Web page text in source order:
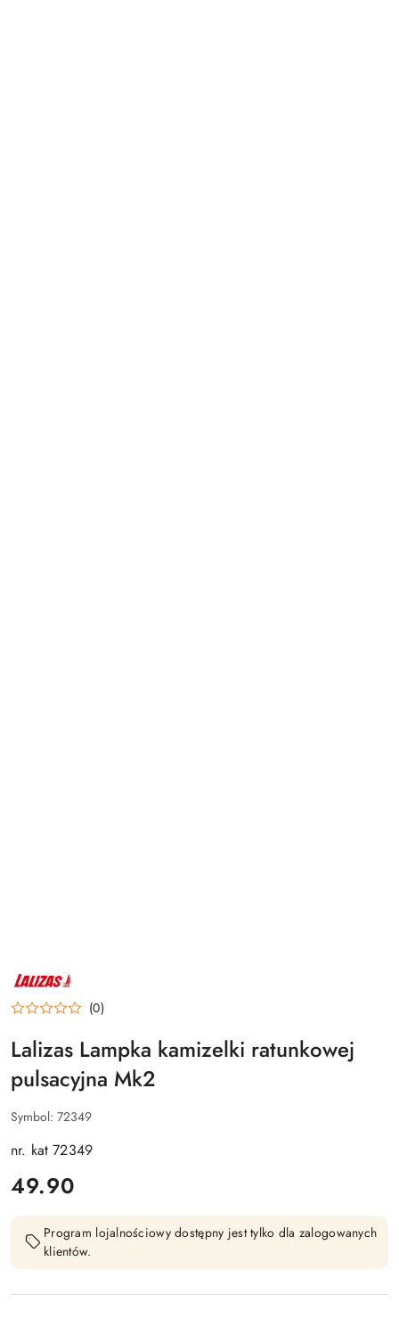
NAZWA
PRODUCENTA:
LALIZAS (0)
Lalizas Lampka kamizelki ratunkowej
pulsacyjna Mk2
Symbol: 72349
nr. kat 72349
cena:
49.90
Program lojalnościowy dostępny jest tylko dla zalogowanych
klientów.